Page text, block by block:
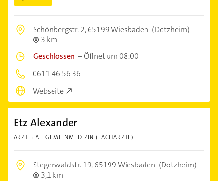
Schönbergstr. 2,65199 Wiesbaden (Dotzheim)
3 km
Geschlossen –Öffnet um 08:00
0611 46 56 36
Webseite
Etz Alexander
ÄRZTE: ALLGEMEINMEDIZIN (FACHÄRZTE)
Stegerwaldstr. 19,65199 Wiesbaden (Dotzheim)
3,1 km